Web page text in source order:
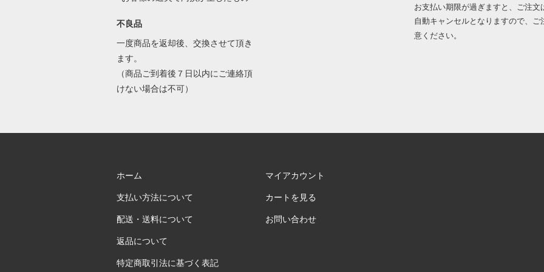
不良品
一度商品を返却後、交換させて頂き
ます。
（商品ご到着後７日以内にご連絡頂
けない場合は不可）
お支払い期限が過ぎますと、ご注文
自動キャンセルとなりますので、ご
意ください。
ホーム
支払い方法について
配送・送料について
返品について
特定商取引法に基づく表記
マイアカウント
カートを見る
お問い合わせ